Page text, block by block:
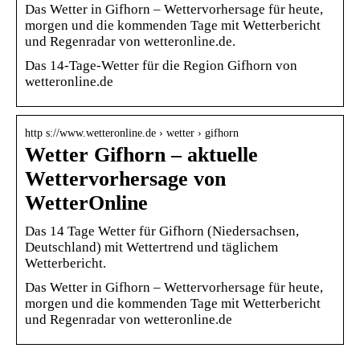
Das Wetter in Gifhorn – Wettervorhersage für heute,
morgen und die kommenden Tage mit Wetterbericht
und Regenradar von wetteronline.de.
Das 14-Tage-Wetter für die Region Gifhorn von
wetteronline.de
http s://www.wetteronline.de › wetter › gifhorn
Wetter Gifhorn – aktuelle
Wettervorhersage von
WetterOnline
Das 14 Tage Wetter für Gifhorn (Niedersachsen,
Deutschland) mit Wettertrend und täglichem
Wetterbericht.
Das Wetter in Gifhorn – Wettervorhersage für heute,
morgen und die kommenden Tage mit Wetterbericht
und Regenradar von wetteronline.de